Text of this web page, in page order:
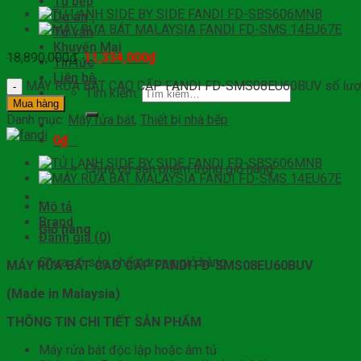
Dự án
Tư vấn
Khuyến Mại
Tin tức
Liên hệ
Tìm kiếm:
0₫
Chưa có sản phẩm trong giỏ hàng.
Giỏ hàng
Chưa có sản phẩm trong giỏ hàng.
18,890,000₫ 11,334,000₫
MÁY RỬA BÁT CAO CẤP FANDI FD-SMS08EU60BUV số
Mua hàng
Danh mục: Máy rửa bát, Thiết bị nhà bếp
Mô tả
Brand
Đánh giá (0)
MÁY RỬA BÁT CAO CẤP FANDI FD-SMS08EU60BUV
(Made in Malaysia)
THÔNG TIN CHI TIẾT SẢN PHẨM
Máy rửa bát độc lập hoặc âm tủ